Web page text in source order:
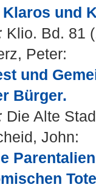
Klaros und
Klio. Bd. 81
Peter:
und
Bürger.
Die Alte
John: